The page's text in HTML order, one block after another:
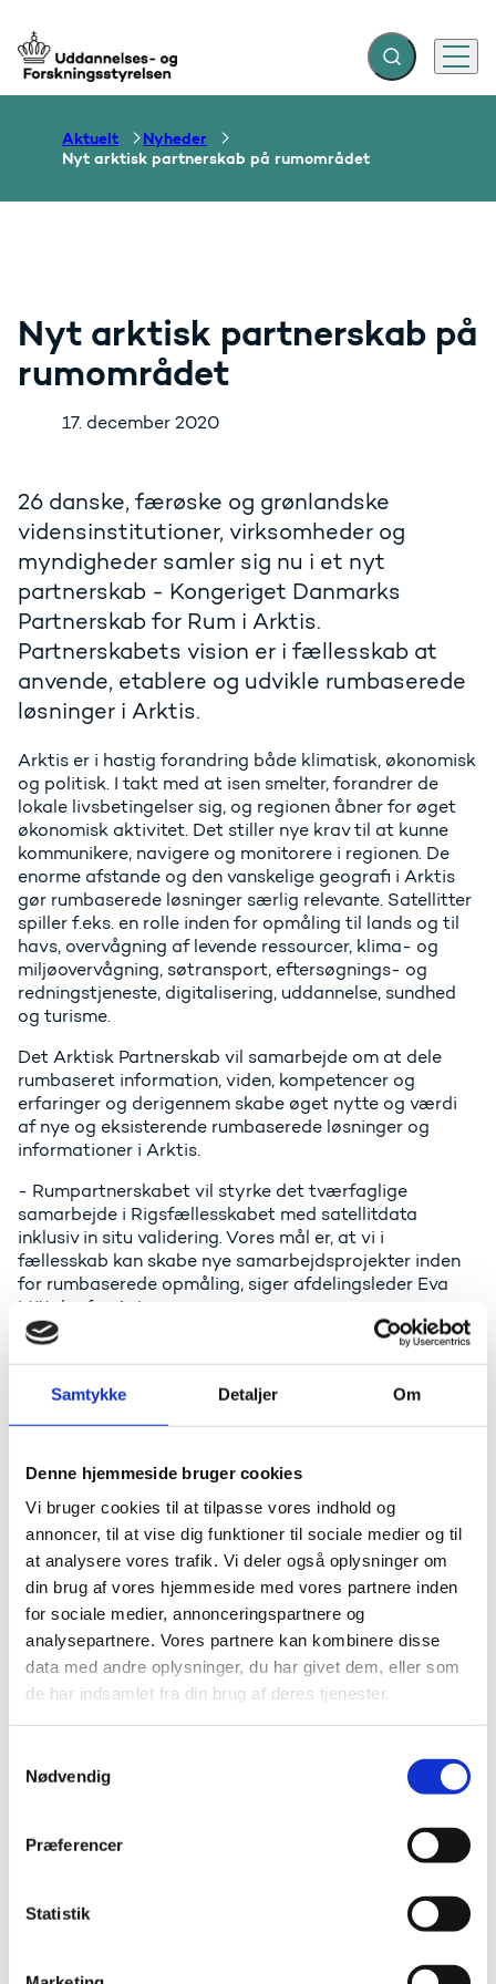
Samtykke Detaljer Om
Denne hjemmeside bruger cookies
Vi bruger cookies til at tilpasse vores indhold og
annoncer, til at vise dig funktioner til sociale medier og til
at analysere vores trafik. Vi deler også oplysninger om
din brug af vores hjemmeside med vores partnere inden
for sociale medier, annonceringspartnere og
analysepartnere. Vores partnere kan kombinere disse
data med andre oplysninger, du har givet dem, eller som
de har indsamlet fra din brug af deres tjenester.
Nødvendig
Præferencer
Statistik
Gå til forsiden Fold søgefelt ud
Menu
Aktuelt
Nyheder
Nyt arktisk partnerskab på rumområdet
Nyt arktisk partnerskab på
rumområdet
17. december 2020
26 danske, færøske og grønlandske
vidensinstitutioner, virksomheder og
myndigheder samler sig nu i et nyt
partnerskab - Kongeriget Danmarks
Partnerskab for Rum i Arktis.
Partnerskabets vision er i fællesskab at
anvende, etablere og udvikle rumbaserede
løsninger i Arktis.
Arktis er i hastig forandring både klimatisk, økonomisk
og politisk. I takt med at isen smelter, forandrer de
lokale livsbetingelser sig, og regionen åbner for øget
økonomisk aktivitet. Det stiller nye krav til at kunne
kommunikere, navigere og monitorere i regionen. De
enorme afstande og den vanskelige geografi i Arktis
gør rumbaserede løsninger særlig relevante. Satellitter
spiller f.eks. en rolle inden for opmåling til lands og til
havs, overvågning af levende ressourcer, klima- og
miljøovervågning, søtransport, eftersøgnings- og
redningstjeneste, digitalisering, uddannelse, sundhed
og turisme.
Det Arktisk Partnerskab vil samarbejde om at dele
rumbaseret information, viden, kompetencer og
erfaringer og derigennem skabe øget nytte og værdi
af nye og eksisterende rumbaserede løsninger og
informationer i Arktis.
- Rumpartnerskabet vil styrke det tværfaglige
samarbejde i Rigsfællesskabet med satellitdata
inklusiv in situ validering. Vores mål er, at vi i
fællesskab kan skabe nye samarbejdsprojekter inden
for rumbaserede opmåling, siger afdelingsleder Eva
Mätzler fra Asiaq.
- Jarðfeingi anvender ikke satellitdata i øjeblikket, men
vi ser på mulighederne for at bruge denne type data til
og erosion. Rumpartnerskabet er derfor en spændende
platform for vidensdeling for os, siger naturgeograf Lis
undersøgelser)
samarbejde og involveringen på tværs af sektorer,
således at satellitdata kan finde endnu større og mere
målrettet anvendelse ift. klima, miljø og udviklingen i
Arktis, vurderer souschef Ole Krarup Leth fra DMI.
Partnerskabet er organiseret i tre temaer:
CalVal aktiviteter og in situ data
Beredskab og sikkerhed
Klima og miljø, inkl. biodiversitet.
Det Arktiske Rumpartnerskab er etableret som led i
Uddannelses- og Forskningsministeriets
programmets øvrige partnerskaber alle åbent for nye
deltagere.
- Kongeriget Danmarks Partnerskab for Rum i Arktis er
tredje skud på stammen i partnerskabsprogrammet på
er vi glade for at se, at så mange har fundet sammen i